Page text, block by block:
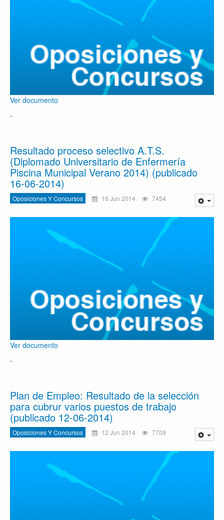
Ver documento
-
Resultado proceso selectivo A.T.S.
(Diplomado Universitario de Enfermería
Piscina Municipal Verano 2014) (publicado
16-06-2014)
Oposiciones Y Concursos 16 Jun 2014 7454
Ver documento
-
Plan de Empleo: Resultado de la selección
para cubrur varios puestos de trabajo
(publicado 12-06-2014)
Oposiciones Y Concursos 12 Jun 2014 7709